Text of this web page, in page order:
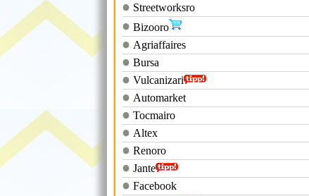
Streetworksro
Bizooro
Agriaffaires
Bursa
Vulcanizari
Automarket
Tocmairo
Altex
Renoro
Jante
Facebook